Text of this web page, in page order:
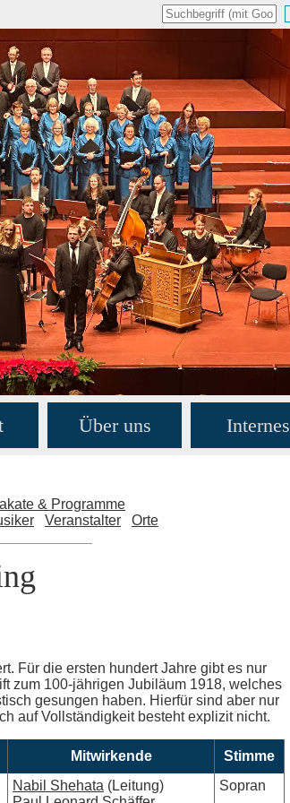
Über uns Internes
& Programme
Veranstalter Orte
Für die ersten hundert Jahre gibt es nur
zum 100-jährigen Jubiläum 1918, welches
gesungen haben. Hierfür sind aber nur
auf Vollständigkeit besteht explizit nicht.
Mitwirkende
Stimme
Nabil Shehata (Leitung)
Sopran